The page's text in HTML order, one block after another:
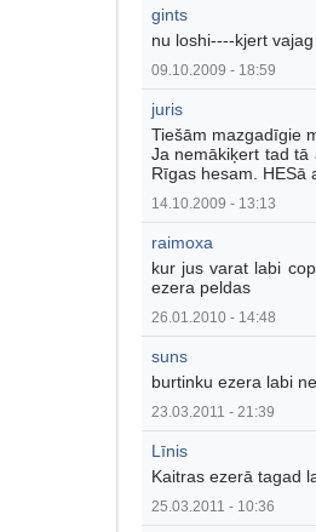
gints
nu loshi----kjert vajag
09.10.2009 - 18:59
juris
Tiešām mazgadīgie
Ja nemākiķert tad
Rīgas hesam. HESā
14.10.2009 - 13:13
raimoxa
kur jus varat labi
ezera peldas
26.01.2010 - 14:48
suns
burtinku ezera labi
23.03.2011 - 21:39
Līnis
Kaitras ezerā tagad
25.03.2011 - 10:36